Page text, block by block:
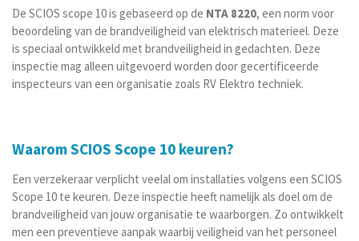
De SCIOS scope 10 is gebaseerd op de NTA 8220, een norm voor
beoordeling van de brandveiligheid van elektrisch materieel. Deze
is speciaal ontwikkeld met brandveiligheid in gedachten. Deze
inspectie mag alleen uitgevoerd worden door gecertificeerde
inspecteurs van een organisatie zoals RV Elektro techniek.
Waarom SCIOS Scope 10 keuren?
Een verzekeraar verplicht veelal om installaties volgens een SCIOS
Scope 10 te keuren. Deze inspectie heeft namelijk als doel om de
brandveiligheid van jouw organisatie te waarborgen. Zo ontwikkelt
men een preventieve aanpak waarbij veiligheid van het personeel